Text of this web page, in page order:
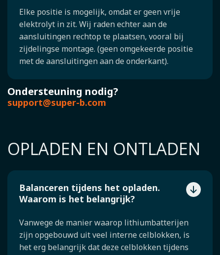
Elke positie is mogelijk, omdat er geen vrije
elektrolyt in zit. Wij raden echter aan de
aansluitingen rechtop te plaatsen, vooral bij
zijdelingse montage. (geen omgekeerde positie
met de aansluitingen aan de onderkant).
Ondersteuning nodig?
support@super-b.com
OPLADEN EN ONTLADEN
Balanceren tijdens het opladen.
Waarom is het belangrijk?
Vanwege de manier waarop lithiumbatterijen
zijn opgebouwd uit veel interne celblokken, is
het erg belangrijk dat deze celblokken tijdens